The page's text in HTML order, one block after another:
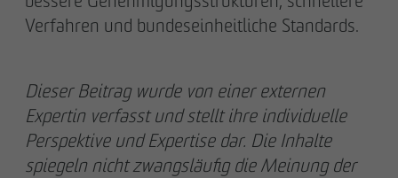
Verfahren und bundeseinheitliche Standards.
Dieser Beitrag wurde von einer externen
Expertin verfasst und stellt ihre individuelle
Perspektive und Expertise dar. Die Inhalte
spiegeln nicht zwangsläufig die Meinung der